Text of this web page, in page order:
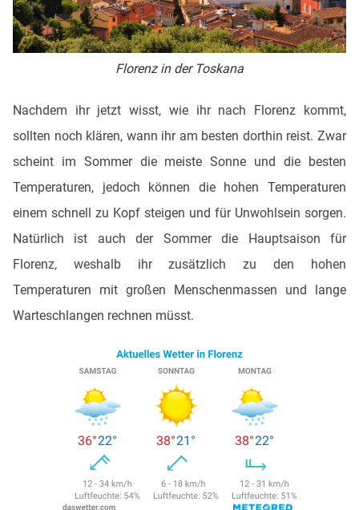
Florenz in der Toskana
Nachdem ihr jetzt wisst, wie ihr nach Florenz kommt,
sollten noch klären, wann ihr am besten dorthin reist. Zwar
scheint im Sommer die meiste Sonne und die besten
Temperaturen, jedoch können die hohen Temperaturen
einem schnell zu Kopf steigen und für Unwohlsein sorgen.
Natürlich ist auch der Sommer die Hauptsaison für
Florenz, weshalb ihr zusätzlich zu den hohen
Temperaturen mit großen Menschenmassen und lange
Warteschlangen rechnen müsst.